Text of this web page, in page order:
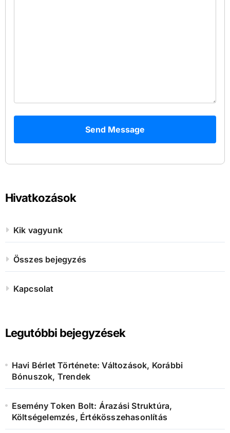
Send Message
Hivatkozások
Kik vagyunk
Összes bejegyzés
Kapcsolat
Legutóbbi bejegyzések
Havi Bérlet Története: Változások, Korábbi
Bónuszok, Trendek
Esemény Token Bolt: Árazási Struktúra,
Költségelemzés, Értékösszehasonlítás